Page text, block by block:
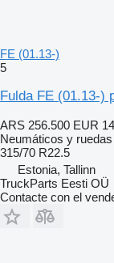
FE (01.13-)
5
Fulda FE (01.13-)
ARS 256.500 EUR
Neumáticos y
315/70 R22.5
Estonia, Tallinn
TruckParts Eesti OÜ
Contacte con el